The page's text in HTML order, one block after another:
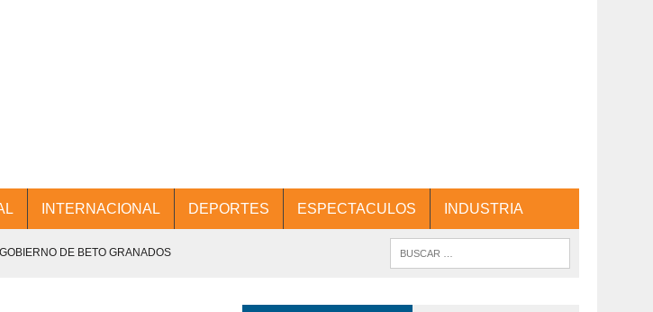
INTERNACIONAL DEPORTES ESPECTACULOS INDUSTRIA
DE BETO GRANADOS